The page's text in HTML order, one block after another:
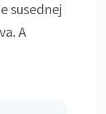
susednej
A